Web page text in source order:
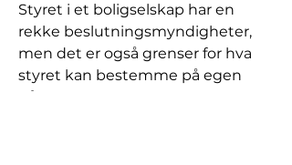
Styret i et boligselskap har en
rekke beslutningsmyndigheter,
men det er også grenser for hva
styret kan bestemme på egen
hånd.